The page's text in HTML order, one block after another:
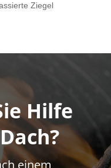
Ziegel
Hilfe
einem